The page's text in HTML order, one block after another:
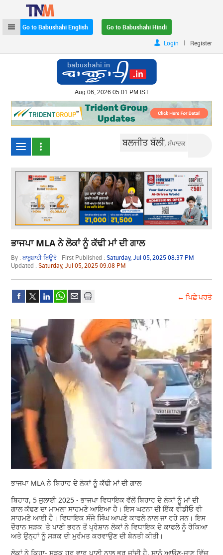
Go to Babushahi English
Go to Babushahi Hindi
Login
| Register
Aug 06, 2026 05:01 PM IST
ਬਲਜੀਤ ਬੱਲੀ,ਸੰਪਾਦਕ
ਭਾਜਪਾ MLA ਨੇ ਲੋਕਾਂ ਨੂੰ ਕੱਢੀ ਮਾਂ ਦੀ ਗਾਲ
By :ਬਾਬੂਸ਼ਾਹੀ ਬਿਊਰੋ First Published :Saturday, Jul 05, 2025 08:37 PM
Updated :Saturday, Jul 05, 2025 09:08 PM
← ਪਿਛੇ ਪਰਤੋ
ਭਾਜਪਾ MLA ਨੇ ਬਿਹਾਰ ਦੇ ਲੋਕਾਂ ਨੂੰ ਕੱਢੀ ਮਾਂ ਦੀ ਗਾਲ
ਬਿਹਾਰ, 5 ਜੁਲਾਈ 2025 - ਭਾਜਪਾ ਵਿਧਾਇਕ ਵੱਲੋਂ ਬਿਹਾਰ ਦੇ ਲੋਕਾਂ ਨੂੰ ਮਾਂ ਦੀ
ਗਾਲ ਕੱਢਣ ਦਾ ਮਾਮਲਾ ਸਾਹਮਣੇ ਆਇਆ ਹੈ। ਇਸ ਘਟਨਾ ਦੀ ਇੱਕ ਵੀਡੀਓ ਵੀ
ਸਾਹਮਣੇ ਆਈ ਹੈ। ਵਿਧਾਇਕ ਸੰਜੇ ਸਿੰਘ ਆਪਣੇ ਕਾਫਲੇ ਨਾਲ ਜਾ ਰਹੇ ਸਨ। ਇਸ
ਦੌਰਾਨ ਸੜਕ 'ਤੇ ਪਾਣੀ ਭਰਨ ਤੋਂ ਪ੍ਰੇਸ਼ਾਨ ਲੋਕਾਂ ਨੇ ਵਿਧਾਇਕ ਦੇ ਕਾਫਲੇ ਨੂੰ ਰੋਕਿਆ
ਅਤੇ ਉਨ੍ਹਾਂ ਨੂੰ ਸੜਕ ਦੀ ਮੁਰੰਮਤ ਕਰਵਾਉਣ ਦੀ ਬੇਨਤੀ ਕੀਤੀ।
ਲੋਕਾਂ ਨੇ ਕਿਹਾ- ਸੜਕ ਹਰ ਵਾਰ ਪਾਣੀ ਨਾਲ ਭਰ ਜਾਂਦੀ ਹੈ, ਸਾਨੂੰ ਆਉਣ-ਜਾਣ ਵਿੱਚ